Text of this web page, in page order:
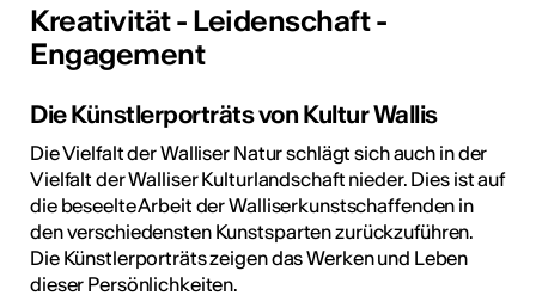
Kreativität - Leidenschaft -
Engagement
Die Künstlerporträts von Kultur Wallis
Die Vielfalt der Walliser Natur schlägt sich auch in der
Vielfalt der Walliser Kulturlandschaft nieder. Dies ist auf
die beseelte Arbeit der Walliserkunstschaffenden in
den verschiedensten Kunstsparten zurückzuführen.
Die Künstlerporträts zeigen das Werken und Leben
dieser Persönlichkeiten.